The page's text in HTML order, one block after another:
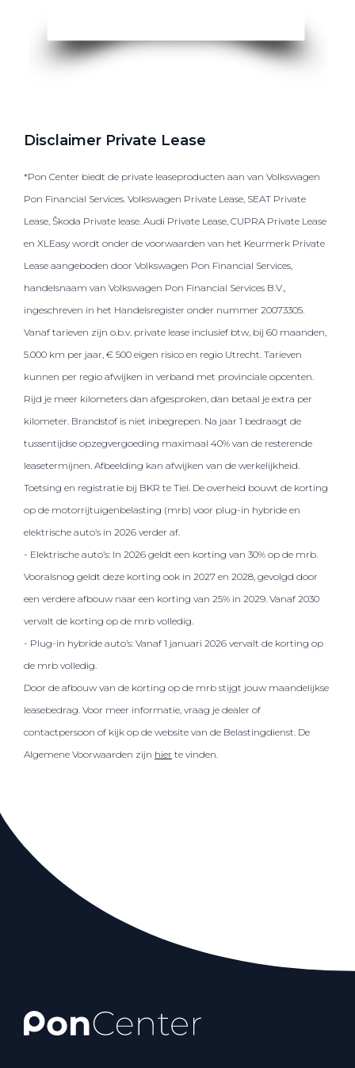
Disclaimer Private Lease
*Pon Center biedt de private leaseproducten aan van Volkswagen
Pon Financial Services. Volkswagen Private Lease, SEAT Private
Lease, Škoda Private lease. Audi Private Lease, CUPRA Private Lease
en XLEasy wordt onder de voorwaarden van het Keurmerk Private
Lease aangeboden door Volkswagen Pon Financial Services,
handelsnaam van Volkswagen Pon Financial Services B.V.,
ingeschreven in het Handelsregister onder nummer 20073305.
Vanaf tarieven zijn o.b.v. private lease inclusief btw, bij 60 maanden,
5.000 km per jaar, € 500 eigen risico en regio Utrecht. Tarieven
kunnen per regio afwijken in verband met provinciale opcenten.
Rijd je meer kilometers dan afgesproken, dan betaal je extra per
kilometer. Brandstof is niet inbegrepen. Na jaar 1 bedraagt de
tussentijdse opzegvergoeding maximaal 40% van de resterende
leasetermijnen. Afbeelding kan afwijken van de werkelijkheid.
Toetsing en registratie bij BKR te Tiel. De overheid bouwt de korting
op de motorrijtuigenbelasting (mrb) voor plug-in hybride en
elektrische auto’s in 2026 verder af.
- Elektrische auto’s: In 2026 geldt een korting van 30% op de mrb.
Vooralsnog geldt deze korting ook in 2027 en 2028, gevolgd door
een verdere afbouw naar een korting van 25% in 2029. Vanaf 2030
vervalt de korting op de mrb volledig.
- Plug-in hybride auto’s: Vanaf 1 januari 2026 vervalt de korting op
de mrb volledig.
Door de afbouw van de korting op de mrb stijgt jouw maandelijkse
leasebedrag. Voor meer informatie, vraag je dealer of
contactpersoon of kijk op de website van de Belastingdienst. De
Algemene Voorwaarden zijn hier te vinden.